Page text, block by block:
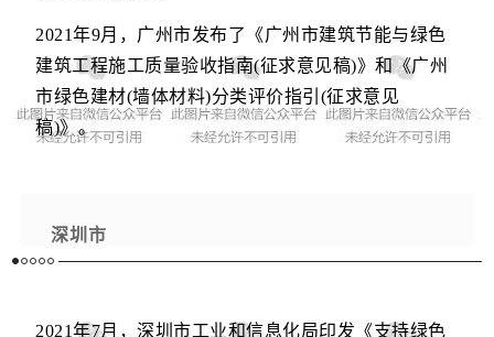
2021年9月 ，广州市发布了《广州市建筑节能与绿色
建筑工程施工质量验收指南(征求意见稿)》和《广州
市绿色建材(墙体材料)分类评价指引(征求意见
稿)》。
深圳市
2021年7月，深圳市工业和信息化局印发《支持绿色